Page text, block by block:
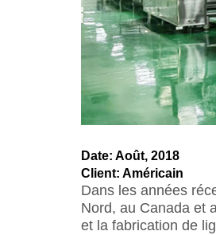
Date: Août, 2018
Client: Américain
Dans les années
Nord, au Canada et
et la fabrication de